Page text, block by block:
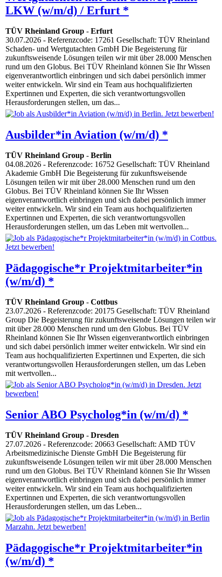
LKW (w/m/d) / Erfurt *
TÜV Rheinland Group - Erfurt
30.07.2026 - Referenzcode: 17261 Gesellschaft: TÜV Rheinland
Schaden- und Wertgutachten GmbH Die Begeisterung für
zukunftsweisende Lösungen teilen wir mit über 28.000 Menschen
rund um den Globus. Bei TÜV Rheinland können Sie Ihr Wissen
eigenverantwortlich einbringen und sich dabei persönlich immer
weiter entwickeln. Wir sind ein Team aus hochqualifizierten
Expertinnen und Experten, die sich verantwortungsvollen
Herausforderungen stellen, um das...
Ausbilder*in Aviation (w/m/d) *
TÜV Rheinland Group - Berlin
04.08.2026 - Referenzcode: 16752 Gesellschaft: TÜV Rheinland
Akademie GmbH Die Begeisterung für zukunftsweisende
Lösungen teilen wir mit über 28.000 Menschen rund um den
Globus. Bei TÜV Rheinland können Sie Ihr Wissen
eigenverantwortlich einbringen und sich dabei persönlich immer
weiter entwickeln. Wir sind ein Team aus hochqualifizierten
Expertinnen und Experten, die sich verantwortungsvollen
Herausforderungen stellen, um das Leben mit wertvollen...
Pädagogische*r Projektmitarbeiter*in
(w/m/d) *
TÜV Rheinland Group - Cottbus
23.07.2026 - Referenzcode: 20175 Gesellschaft: TÜV Rheinland
Group Die Begeisterung für zukunftsweisende Lösungen teilen wir
mit über 28.000 Menschen rund um den Globus. Bei TÜV
Rheinland können Sie Ihr Wissen eigenverantwortlich einbringen
und sich dabei persönlich immer weiter entwickeln. Wir sind ein
Team aus hochqualifizierten Expertinnen und Experten, die sich
verantwortungsvollen Herausforderungen stellen, um das Leben
mit wertvollen...
Senior ABO Psycholog*in (w/m/d) *
TÜV Rheinland Group - Dresden
27.07.2026 - Referenzcode: 20663 Gesellschaft: AMD TÜV
Arbeitsmedizinische Dienste GmbH Die Begeisterung für
zukunftsweisende Lösungen teilen wir mit über 28.000 Menschen
rund um den Globus. Bei TÜV Rheinland können Sie Ihr Wissen
eigenverantwortlich einbringen und sich dabei persönlich immer
weiter entwickeln. Wir sind ein Team aus hochqualifizierten
Expertinnen und Experten, die sich verantwortungsvollen
Herausforderungen stellen, um das Leben...
Pädagogische*r Projektmitarbeiter*in
(w/m/d) *